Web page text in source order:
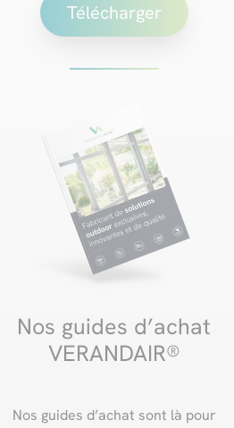
Télécharger
Nos guides d’achat
VERANDAIR®
Nos guides d’achat sont là pour